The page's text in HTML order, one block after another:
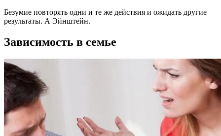
Безумие повторять одни и те же действия и ожидать другие
результаты. А Эйнштейн.
Зависимость в семье